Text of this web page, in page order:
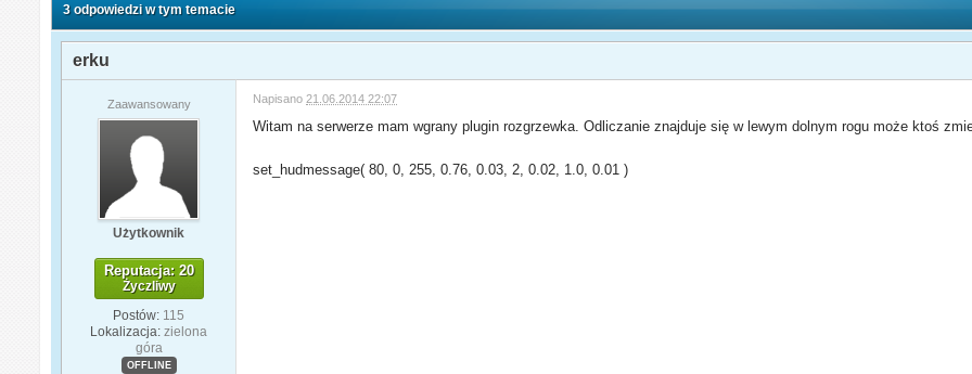
3 odpowiedzi w tym temacie
erku
Zaawansowany
Użytkownik
Reputacja: 20
Życzliwy
Postów: 115
Lokalizacja: zielona
góra
OFFLINE
Napisano 21.06.2014 22:07
Witam na serwerze mam wgrany plugin rozgrzewka. Odliczanie znajduje się w lewym dolnym rogu może ktoś
set_hudmessage( 80, 0, 255, 0.76, 0.03, 2, 0.02, 1.0, 0.01 )